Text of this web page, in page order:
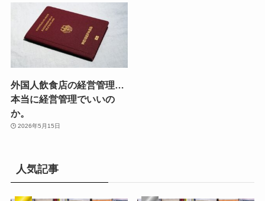
外国人飲食店の経営管理…
本当に経営管理でいいの
か。
2026年5月15日
人気記事